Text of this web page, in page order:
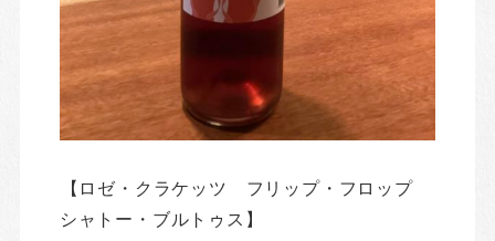
【ロゼ・クラケッツ フリップ・フロップ
シャトー・ブルトゥス】